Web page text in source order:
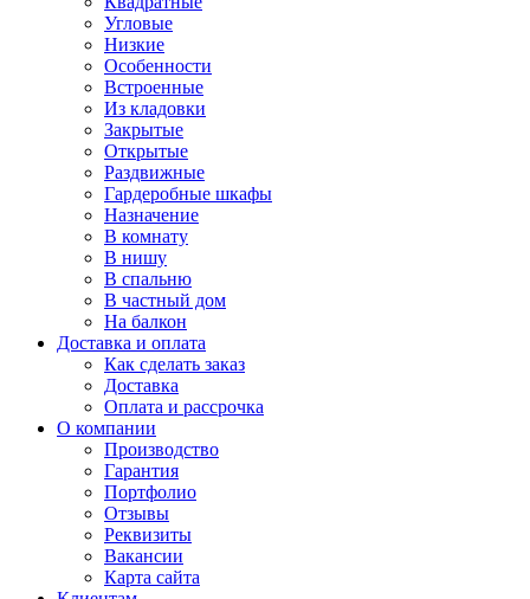
Угловые
Низкие
Особенности
Встроенные
Из кладовки
Закрытые
Открытые
Раздвижные
Гардеробные шкафы
Назначение
В комнату
В нишу
В спальню
В частный дом
На балкон
Доставка и оплата
Как сделать заказ
Доставка
Оплата и рассрочка
О компании
Производство
Гарантия
Портфолио
Отзывы
Реквизиты
Вакансии
Карта сайта